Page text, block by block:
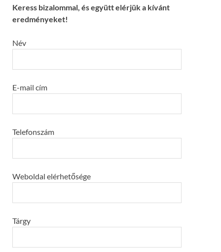
Keress bizalommal, és együtt elérjük a kívánt
eredményeket!
Név
E-mail cím
Telefonszám
Weboldal elérhetősége
Tárgy